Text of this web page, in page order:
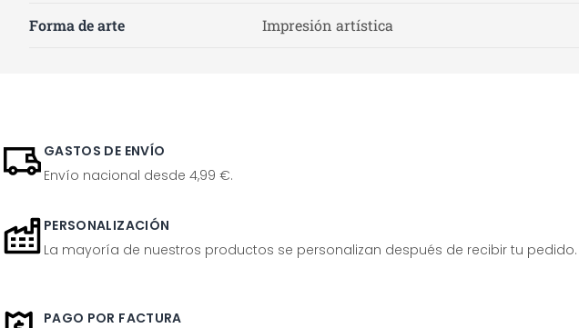
Forma de arte Impresión artística
GASTOS DE ENVÍO
Envío nacional desde 4,99 €.
PERSONALIZACIÓN
La mayoría de nuestros productos se personalizan después de recibir tu pedido.
PAGO POR FACTURA